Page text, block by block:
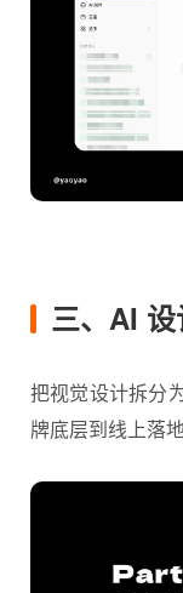
三、AI
把视觉设计拆分
牌底层到线上落